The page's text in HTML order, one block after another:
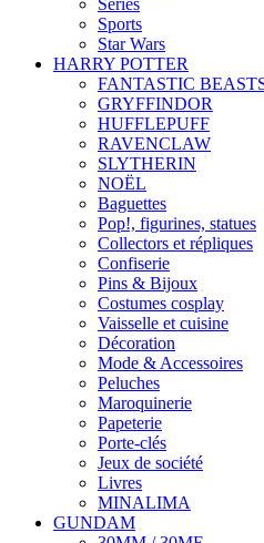
Séries
Sports
Star Wars
HARRY POTTER
FANTASTIC
GRYFFINDOR
HUFFLEPUFF
RAVENCLAW
SLYTHERIN
NOËL
Baguettes
Pop!, figurines, statues
Collectors et répliques
Confiserie
Pins & Bijoux
Costumes cosplay
Vaisselle et cuisine
Décoration
Mode & Accessoires
Peluches
Maroquinerie
Papeterie
Porte-clés
Jeux de société
Livres
MINALIMA
GUNDAM